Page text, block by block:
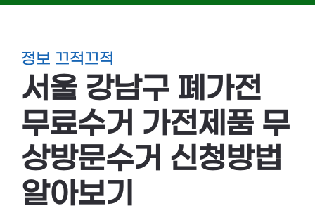
정보 끄적끄적
서울 강남구 폐가전
무료수거 가전제품 무
상방문수거 신청방법
알아보기